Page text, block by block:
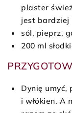
plaster
jest bardziej
sól, pieprz,
200 ml
Dynię umyć,
i włókien. A